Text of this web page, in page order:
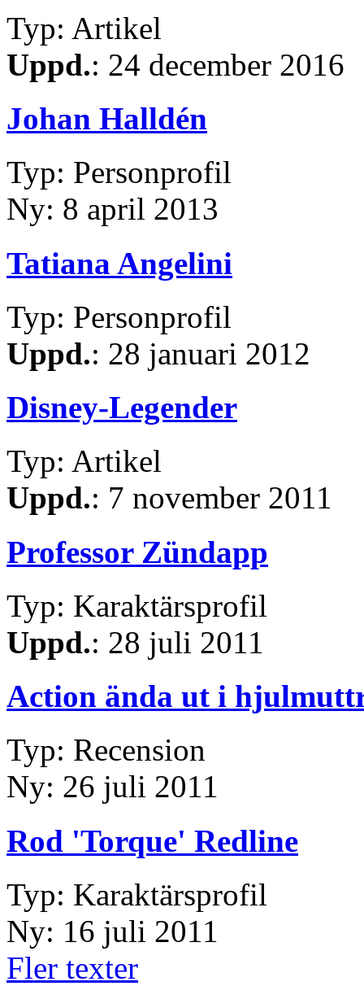
Typ: Artikel
Uppd.: 24 december 2016
Johan Halldén
Typ: Personprofil
Ny: 8 april 2013
Tatiana Angelini
Typ: Personprofil
Uppd.: 28 januari 2012
Disney-Legender
Typ: Artikel
Uppd.: 7 november 2011
Professor Zündapp
Typ: Karaktärsprofil
Uppd.: 28 juli 2011
Action ända ut i
Typ: Recension
Ny: 26 juli 2011
Rod 'Torque' Redline
Typ: Karaktärsprofil
Ny: 16 juli 2011
Fler texter